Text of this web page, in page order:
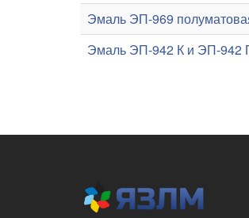
Эмаль ЭП-969
Эмаль ЭП-942 К и ЭП-942